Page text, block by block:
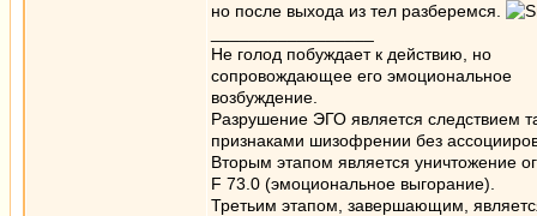
но после выхода из тел разберемся.
Не голод побуждает к действию, но
сопровождающее его эмоциональное
возбуждение.
Разрушение ЭГО является следствием
признаками шизофрении без
Вторым этапом является уничтожение
F 73.0 (эмоциональное выгорание).
Третьим этапом, завершающим,